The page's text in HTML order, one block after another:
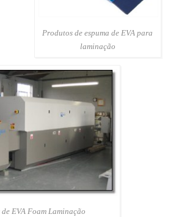
Produtos de espuma de EVA para
laminação
EVA Foam Laminação